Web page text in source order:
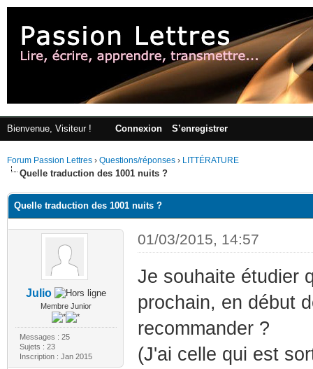
Bienvenue, Visiteur ! Connexion S’enregistrer
Forum Passion Lettres › Questions/réponses › LITTÉRATURE
Quelle traduction des 1001 nuits ?
Quelle traduction des 1001 nuits ?
Julio
Membre Junior
Messages : 25
Sujets : 23
Inscription : Jan 2015
01/03/2015, 14:57
Je souhaite étudier
prochain, en début
recommander ?
(J'ai celle qui est